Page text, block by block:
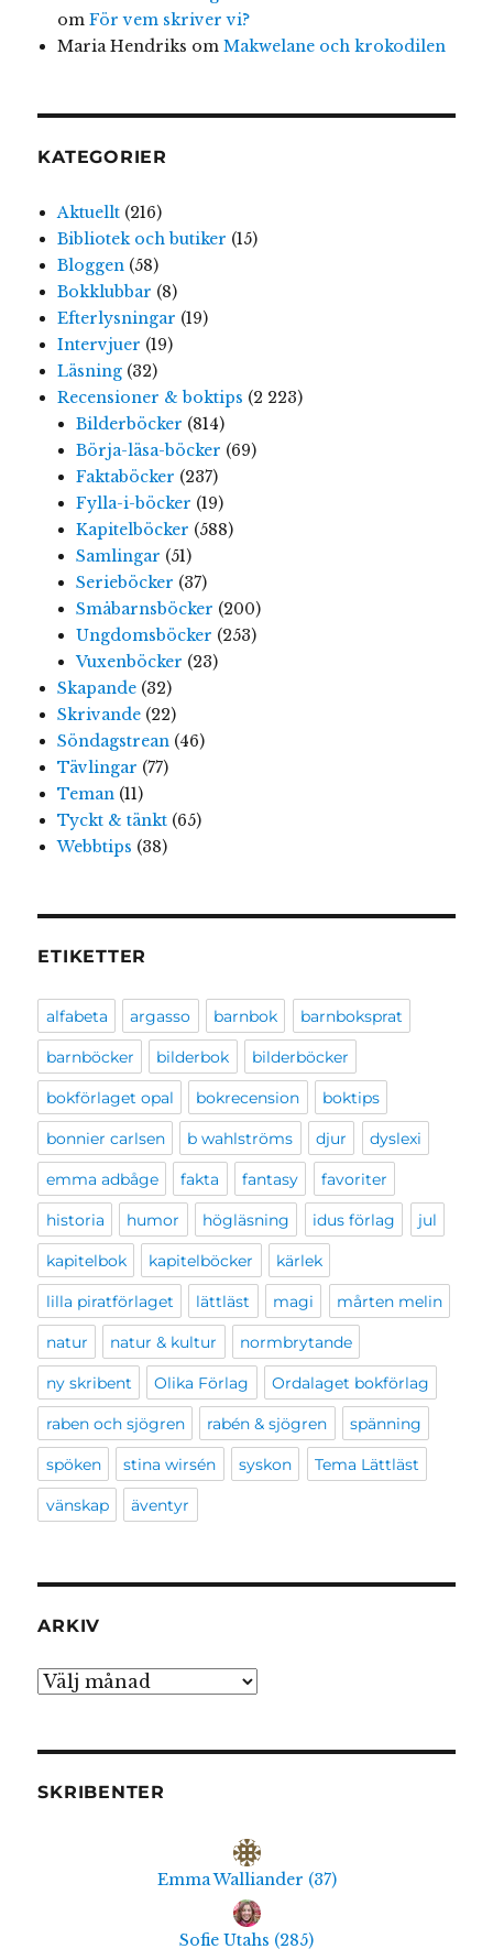
om För vem skriver vi?
Maria Hendriks om Makwelane och krokodilen
KATEGORIER
Aktuellt(216)
Bibliotek och butiker (15)
Bloggen(58)
Bokklubbar (8)
Efterlysningar (19)
Intervjuer (19)
Läsning(32)
Recensioner & boktips (2 223)
Bilderböcker (814)
Börja-läsa-böcker (69)
Faktaböcker (237)
Fylla-i-böcker (19)
Kapitelböcker (588)
Samlingar (51)
Serieböcker (37)
Småbarnsböcker (200)
Ungdomsböcker (253)
Vuxenböcker (23)
Skapande(32)
Skrivande(22)
Söndagstrean(46)
Tävlingar (77)
Teman(11)
Tyckt & tänkt(65)
Webbtips (38)
ETIKETTER
alfabeta argasso barnbok barnboksprat
barnböcker bilderbok bilderböcker
bokförlaget opal bokrecension boktips
bonnier carlsen b wahlströms djur dyslexi
emma adbåge fakta fantasy favoriter
historia humor högläsning idus förlag jul
kapitelbok kapitelböcker kärlek
lilla piratförlaget lättläst magi mårten melin
natur natur & kultur normbrytande
ny skribent Olika Förlag Ordalaget bokförlag
raben och sjögren rabén & sjögren spänning
spöken stina wirsén syskon Tema Lättläst
vänskap äventyr
ARKIV
Arkiv
SKRIBENTER
Emma Walliander (37)
Sofie Utahs (285)